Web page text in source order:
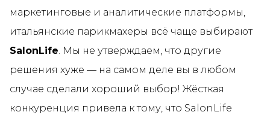
маркетинговые и аналитические платформы,
итальянские парикмахеры всё чаще выбирают
SalonLife. Мы не утверждаем, что другие
решения хуже — на самом деле вы в любом
случае сделали хороший выбор! Жёсткая
конкуренция привела к тому, что SalonLife